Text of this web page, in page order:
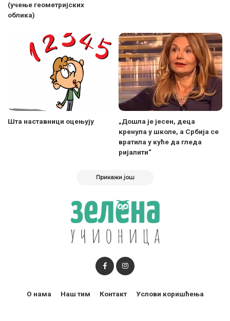
(учење геометријских
облика)
Шта наставници оцењују
„Дошла је јесен, деца
кренула у школе, а Србија се
вратила у куће да гледа
ријалити“
Прикажи још
О нама Наш тим Контакт Услови коришћења